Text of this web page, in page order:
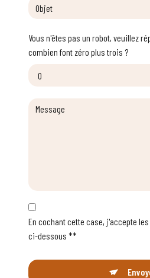
Vous n'êtes pas un robot, veuillez
combien font zéro plus trois ?
En cochant cette case, j'accepte
ci-dessous **